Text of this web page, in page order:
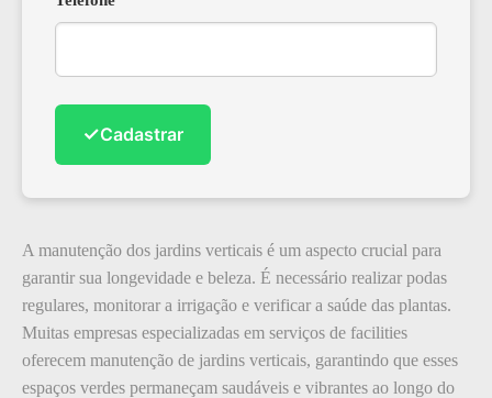
✓Cadastrar
A manutenção dos jardins verticais é um aspecto crucial para
garantir sua longevidade e beleza. É necessário realizar podas
regulares, monitorar a irrigação e verificar a saúde das plantas.
Muitas empresas especializadas em serviços de facilities
oferecem manutenção de jardins verticais, garantindo que esses
espaços verdes permaneçam saudáveis e vibrantes ao longo do